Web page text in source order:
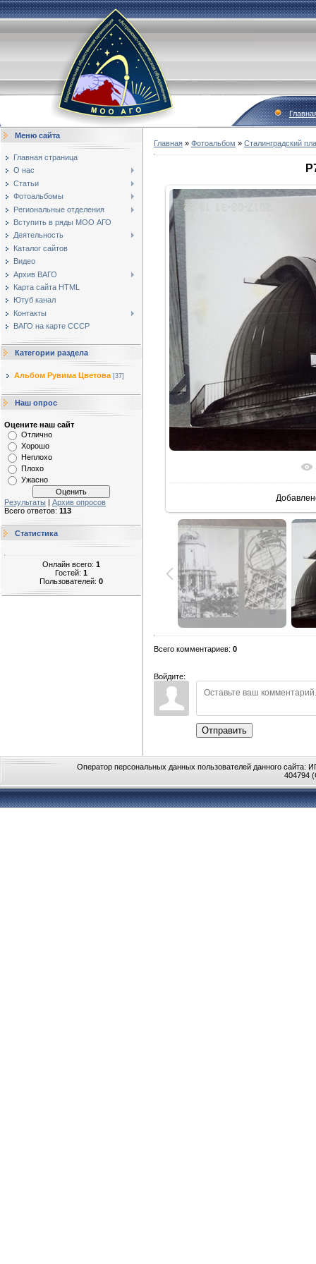
Меню сайта
Главная страница
О нас
Статьи
Фотоальбомы
Региональные отделения
Вступить в ряды МОО АГО
Деятельность
Каталог сайтов
Видео
Архив ВАГО
Карта сайта HTML
Ютуб канал
Контакты
ВАГО на карте СССР
Категории раздела
Альбом Рувима Цветова [37]
Наш опрос
Оцените наш сайт
Отлично
Хорошо
Неплохо
Плохо
Ужасно
Результаты | Архив опросов
Всего ответов: 113
Статистика
Онлайн всего: 1
Гостей: 1
Пользователей: 0
Главная » Фотоальбом » Сталинградский
В
Всего комментариев: 0
Войдите:
Отправить
Оператор персональных данных пользователей данного
404794